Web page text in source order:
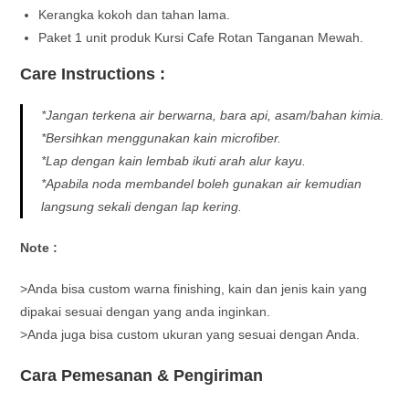
Kerangka kokoh dan tahan lama.
Paket 1 unit produk Kursi Cafe Rotan Tanganan Mewah.
Care Instructions :
*Jangan terkena air berwarna, bara api, asam/bahan kimia.
*Bersihkan menggunakan kain microfiber.
*Lap dengan kain lembab ikuti arah alur kayu.
*Apabila noda membandel boleh gunakan air kemudian
langsung sekali dengan lap kering.
Note :
>Anda bisa custom warna finishing, kain dan jenis kain yang
dipakai sesuai dengan yang anda inginkan.
>Anda juga bisa custom ukuran yang sesuai dengan Anda.
Cara Pemesanan & Pengiriman